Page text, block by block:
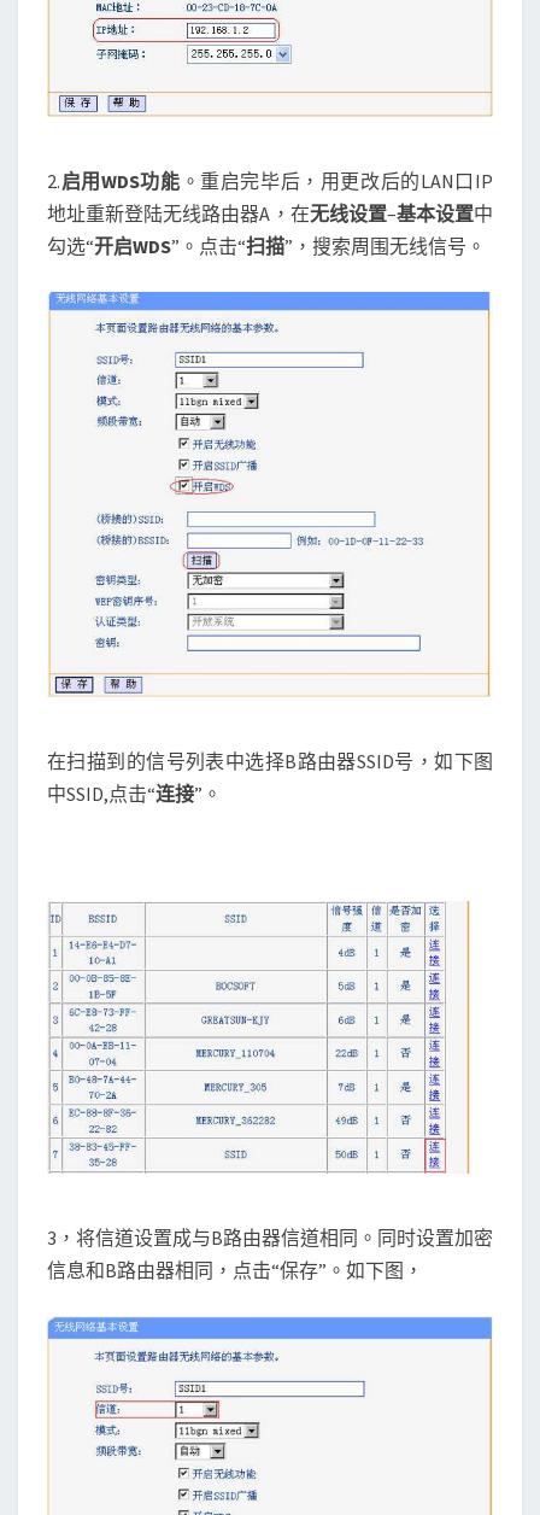
2.启用WDS功能 。重启完毕后，用更改后的LAN口IP
地址重新登陆无线路由器A，在无线设置–基本设置中
勾选“开启WDS”。点击“扫描”，搜索周围无线信号。
在扫描到的信号列表中选择B路由器SSID号，如下图
中SSID,点击“连接”。
3，将信道设置成与B路由器信道相同。同时设置加密
信息和B路由器相同，点击“保存”。如下图，